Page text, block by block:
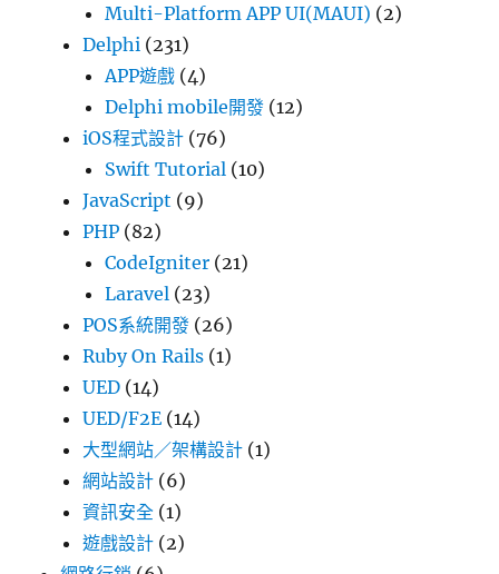
Multi-Platform APP UI(MAUI) (2)
Delphi (231)
APP遊戲 (4)
Delphi mobile開發 (12)
iOS程式設計 (76)
Swift Tutorial (10)
JavaScript (9)
PHP (82)
CodeIgniter (21)
Laravel (23)
POS系統開發 (26)
Ruby On Rails (1)
UED (14)
UED/F2E (14)
大型網站／架構設計 (1)
網站設計 (6)
資訊安全 (1)
遊戲設計 (2)